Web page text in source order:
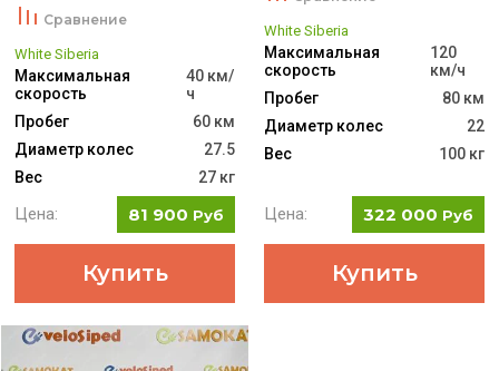
Сравнение
White Siberia
Максимальная
скорость
40 км/
ч
Пробег
60 км
Диаметр колес
27.5
Вес
27 кг
Цена: 81 900 Руб
Купить
White Siberia
Максимальная
скорость
120
км/ч
Пробег
80 км
Диаметр колес
22
Вес
100 кг
Цена: 322 000 Руб
Купить